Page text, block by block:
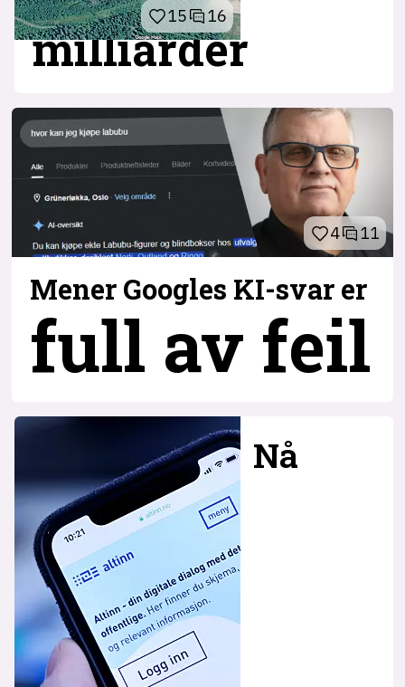
15 16
milliarder
4 11
Mener Googles KI-svar er
full av feil
Nå